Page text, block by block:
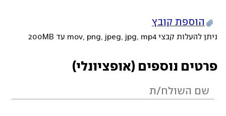
הוספת קובץ
ניתן להעלות קבצי mov, png, jpeg, jpg, mp4 עד 200MB
פרטים נוספים (אופציונלי)